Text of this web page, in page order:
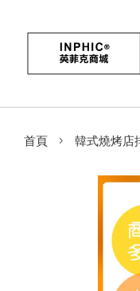
首頁 › 韓式燒烤店